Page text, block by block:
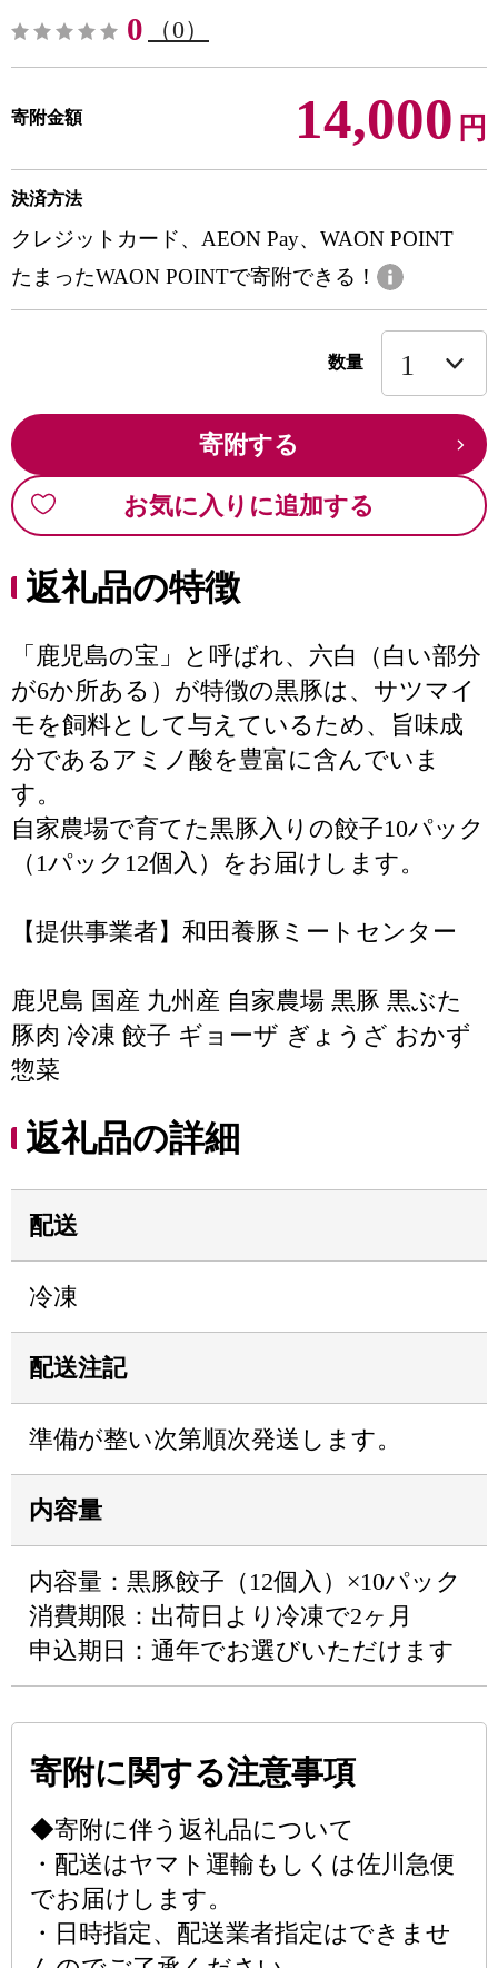
0 （0）
寄附金額 14,000 円
決済方法
クレジットカード、AEON Pay、WAON POINT
たまったWAON POINTで寄附できる！
数量
寄附する
お気に入りに追加する
返礼品の特徴
「鹿児島の宝」と呼ばれ、六白（白い部分
が6か所ある）が特徴の黒豚は、サツマイ
モを飼料として与えているため、旨味成
分であるアミノ酸を豊富に含んでいま
す。
自家農場で育てた黒豚入りの餃子10パック
（1パック12個入）をお届けします。
【提供事業者】和田養豚ミートセンター
鹿児島 国産 九州産 自家農場 黒豚 黒ぶた
豚肉 冷凍 餃子 ギョーザ ぎょうざ おかず
惣菜
返礼品の詳細
配送
冷凍
配送注記
準備が整い次第順次発送します。
内容量
内容量：黒豚餃子（12個入）×10パック
消費期限：出荷日より冷凍で2ヶ月
申込期日：通年でお選びいただけます
寄附に関する注意事項
◆寄附に伴う返礼品について
・配送はヤマト運輸もしくは佐川急便
でお届けします。
・日時指定、配送業者指定はできませ